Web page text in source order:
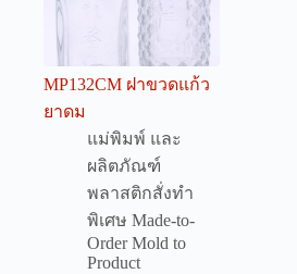
MP132CM ฝาขวดแก้ว
ยาดม
แม่พิมพ์ และ
ผลิตภัณฑ์
พลาสติกสั่งทำ
พิเศษ Made-to-
Order Mold to
Product